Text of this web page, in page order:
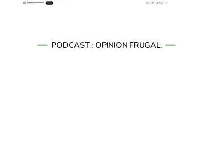
PODCAST : OPINION FRUGAL.